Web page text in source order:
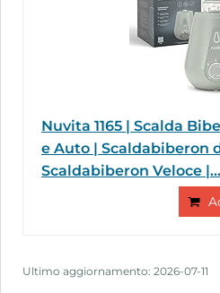
Nuvita 1165 | Scalda
e Auto | Scaldabiberon
Scaldabiberon Veloce |...
Ultimo aggiornamento: 2026-07-11